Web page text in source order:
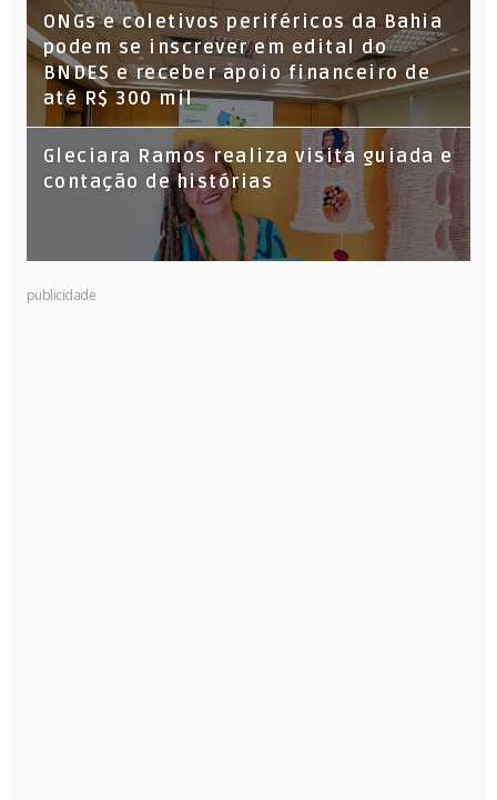
ONGs e coletivos periféricos da Bahia
podem se inscrever em edital do
BNDES e receber apoio financeiro de
até R$ 300 mil
Gleciara Ramos realiza visita guiada e
contação de histórias
publicidade